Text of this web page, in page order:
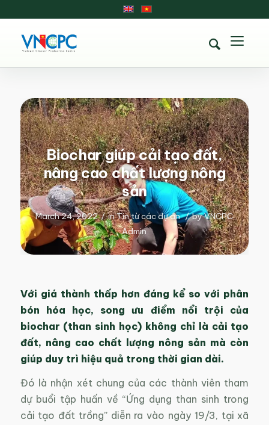
Biochar giúp cải tạo đất,
nâng cao chất lượng nông
sản
March 24, 2022 / inTin từ các dự án / byVNCPC
Admin
Với giá thành thấp hơn đáng kể so với phân
bón hóa học, song ưu điểm nổi trội của
biochar (than sinh học) không chỉ là cải tạo
đất, nâng cao chất lượng nông sản mà còn
giúp duy trì hiệu quả trong thời gian dài.
Đó là nhận xét chung của các thành viên tham
dự buổi tập huấn về “Ứng dụng than sinh trong
cải tạo đất trồng” diễn ra vào ngày 19/3, tại xã